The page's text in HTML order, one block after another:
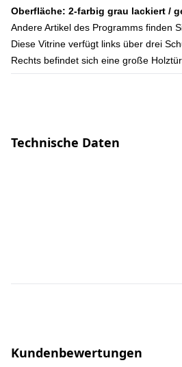
Oberfläche: 2-farbig grau lackiert /
Andere Artikel des Programms finden
Diese Vitrine verfügt links über drei
Rechts befindet sich eine große
Technische Daten
Kundenbewertungen